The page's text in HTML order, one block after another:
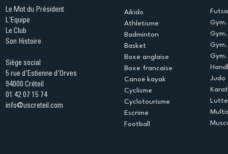
Le Mot du Président
L'Equipe
Le Club
Son Histoire
Siège social
5 rue d'Estienne d'Orves
94000 Créteil
01 42 07 15 74
info@uscreteil.com
Aikido
Athletisme
Badminton
Basket
Boxe anglaise
Boxe francaise
Canoë kayak
Cyclisme
Cyclotourisme
Escrime
Football
Judo
Lutte